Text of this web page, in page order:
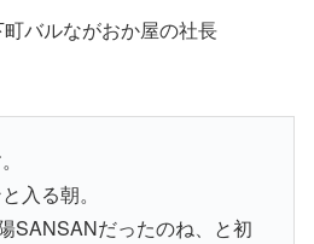
バルながおか屋の社長
入る朝。
SANSANだったのね、と初